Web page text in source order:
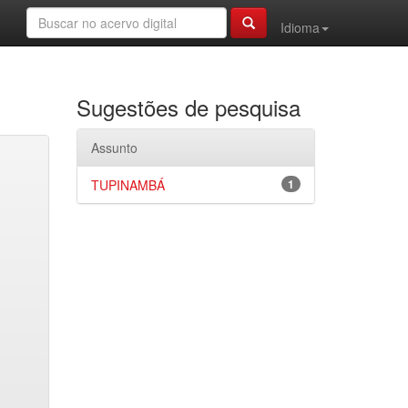
Idioma
Sugestões de pesquisa
Assunto
1
TUPINAMBÁ